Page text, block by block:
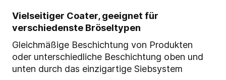
Vielseitiger Coater, geeignet für
verschiedenste Bröseltypen
Gleichmäßige Beschichtung von Produkten
oder unterschiedliche Beschichtung oben und
unten durch das einzigartige Siebsystem